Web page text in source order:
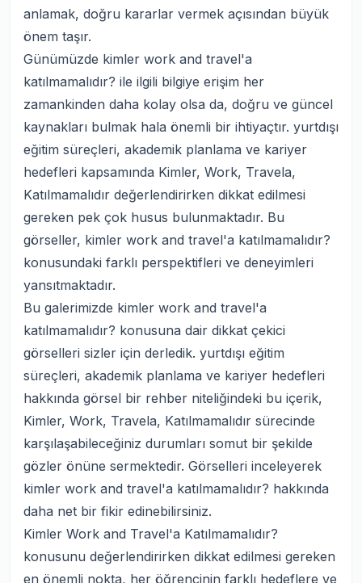
anlamak, doğru kararlar vermek açısından büyük
önem taşır.
Günümüzde kimler work and travel'a
katılmamalıdır? ile ilgili bilgiye erişim her
zamankinden daha kolay olsa da, doğru ve güncel
kaynakları bulmak hala önemli bir ihtiyaçtır. yurtdışı
eğitim süreçleri, akademik planlama ve kariyer
hedefleri kapsamında Kimler, Work, Travela,
Katılmamalıdır değerlendirirken dikkat edilmesi
gereken pek çok husus bulunmaktadır. Bu
görseller, kimler work and travel'a katılmamalıdır?
konusundaki farklı perspektifleri ve deneyimleri
yansıtmaktadır.
Bu galerimizde kimler work and travel'a
katılmamalıdır? konusuna dair dikkat çekici
görselleri sizler için derledik. yurtdışı eğitim
süreçleri, akademik planlama ve kariyer hedefleri
hakkında görsel bir rehber niteliğindeki bu içerik,
Kimler, Work, Travela, Katılmamalıdır sürecinde
karşılaşabileceğiniz durumları somut bir şekilde
gözler önüne sermektedir. Görselleri inceleyerek
kimler work and travel'a katılmamalıdır? hakkında
daha net bir fikir edinebilirsiniz.
Kimler Work and Travel'a Katılmamalıdır?
konusunu değerlendirirken dikkat edilmesi gereken
en önemli nokta, her öğrencinin farklı hedeflere ve